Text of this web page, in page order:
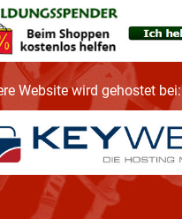
Website wird gehostet bei: